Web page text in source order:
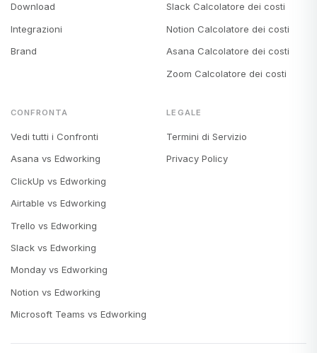
Download
Integrazioni
Brand
Slack Calcolatore dei costi
Notion Calcolatore dei costi
Asana Calcolatore dei costi
Zoom Calcolatore dei costi
CONFRONTA
Vedi tutti i Confronti
Asana vs Edworking
ClickUp vs Edworking
Airtable vs Edworking
Trello vs Edworking
Slack vs Edworking
Monday vs Edworking
Notion vs Edworking
Microsoft Teams vs Edworking
LEGALE
Termini di Servizio
Privacy Policy